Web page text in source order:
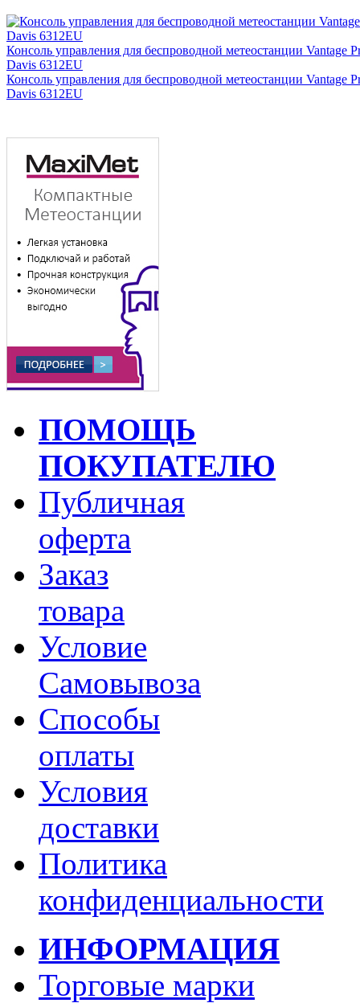
Консоль управления для беспроводной метеостанции Vantage
Davis 6312EU
Консоль управления для беспроводной метеостанции Vantage
Davis 6312EU
ПОМОЩЬ
ПОКУПАТЕЛЮ
Публичная
оферта
Заказ
товара
Условие
Самовывоза
Способы
оплаты
Условия
доставки
Политика
конфиденциальности
ИНФОРМАЦИЯ
Торговые марки